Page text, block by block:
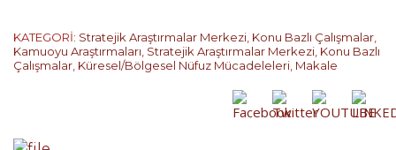
KATEGORİ: Stratejik Araştırmalar Merkezi, Konu Bazlı Çalışmalar,
Kamuoyu Araştırmaları, Stratejik Araştırmalar Merkezi, Konu Bazlı
Çalışmalar, Küresel/Bölgesel Nüfuz Mücadeleleri, Makale